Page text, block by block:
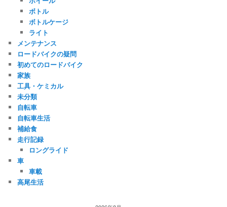
ボトル
ボトルケージ
ライト
メンテナンス
ロードバイクの疑問
初めてのロードバイク
家族
工具・ケミカル
未分類
自転車
自転車生活
補給食
走行記録
ロングライド
車
車載
高尾生活